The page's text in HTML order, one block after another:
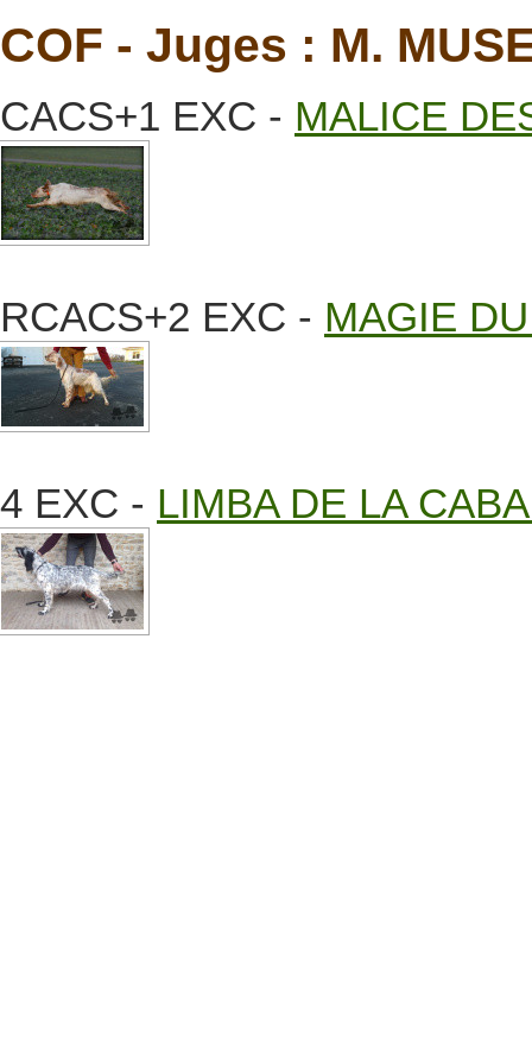
COF - Juges : M.
CACS+1 EXC - MALICE
RCACS+2 EXC - MAGIE
4 EXC - LIMBA DE LA